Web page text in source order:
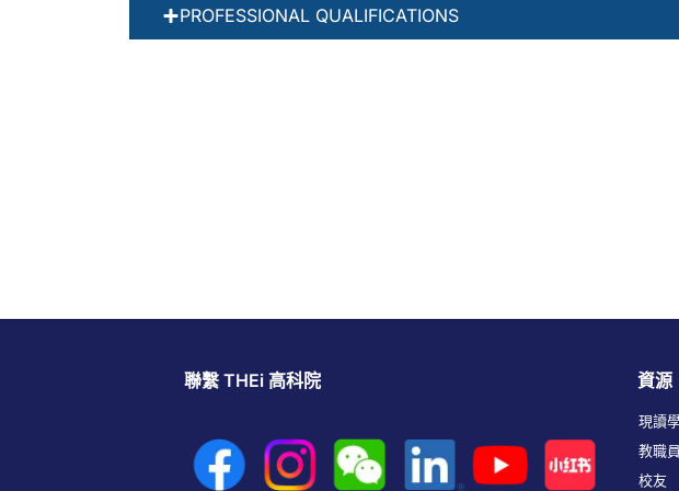
PROFESSIONAL QUALIFICATIONS
聯繫 THEi 高科院 資源
現讀
教職
校友